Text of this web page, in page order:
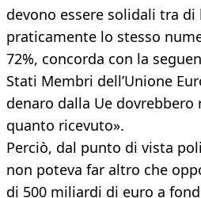
devono essere solidali tra di
praticamente lo stesso
72%, concorda con la
Stati Membri dell’Unione
denaro dalla Ue
quanto ricevuto».
Perciò, dal punto di vista
non poteva far altro che
di 500 miliardi di euro a